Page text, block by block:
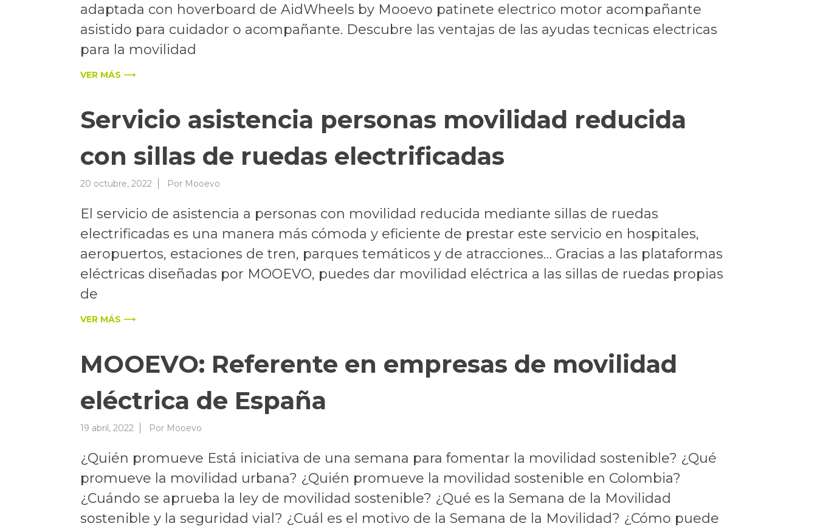
adaptada con hoverboard de AidWheels by Mooevo patinete electrico motor acompañante
asistido para cuidador o acompañante. Descubre las ventajas de las ayudas tecnicas electricas
para la movilidad
VER MÁS ⟶
Servicio asistencia personas movilidad reducida
con sillas de ruedas electrificadas
20 octubre, 2022 Por Mooevo
El servicio de asistencia a personas con movilidad reducida mediante sillas de ruedas
electrificadas es una manera más cómoda y eficiente de prestar este servicio en hospitales,
aeropuertos, estaciones de tren, parques temáticos y de atracciones… Gracias a las plataformas
eléctricas diseñadas por MOOEVO, puedes dar movilidad eléctrica a las sillas de ruedas propias
de
VER MÁS ⟶
MOOEVO: Referente en empresas de movilidad
eléctrica de España
19 abril, 2022 Por Mooevo
¿Quién promueve Está iniciativa de una semana para fomentar la movilidad sostenible? ¿Qué
promueve la movilidad urbana? ¿Quién promueve la movilidad sostenible en Colombia?
¿Cuándo se aprueba la ley de movilidad sostenible? ¿Qué es la Semana de la Movilidad
sostenible y la seguridad vial? ¿Cuál es el motivo de la Semana de la Movilidad? ¿Cómo puede